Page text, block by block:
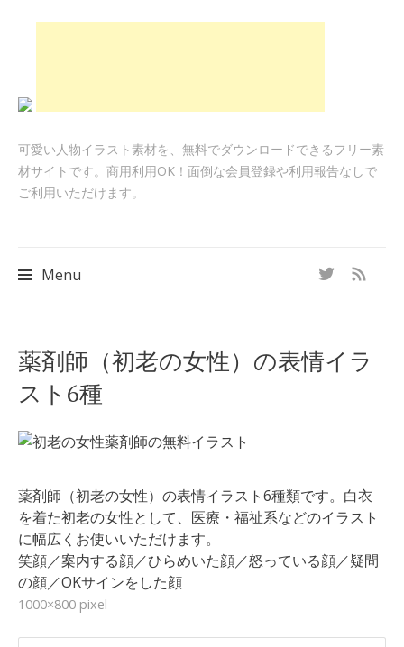
可愛い人物イラスト素材を、無料でダウンロードできるフリー素
材サイトです。商用利用OK！面倒な会員登録や利用報告なしで
ご利用いただけます。
Menu
to
content
薬剤師（初老の女性）の表情イラ
スト6種
薬剤師（初老の女性）の表情イラスト6種類です。白衣
を着た初老の女性として、医療・福祉系などのイラスト
に幅広くお使いいただけます。
笑顔／案内する顔／ひらめいた顔／怒っている顔／疑問
の顔／OKサインをした顔
1000×800 pixel